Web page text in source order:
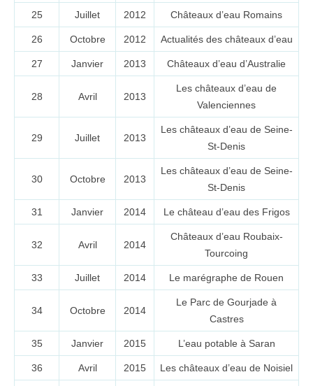
25 Juillet 2012 Châteaux d’eau Romains
26 Octobre 2012 Actualités des châteaux d’eau
27 Janvier 2013 Châteaux d’eau d’Australie
28 Avril 2013
Les châteaux d’eau de
Valenciennes
29 Juillet 2013
Les châteaux d’eau de Seine-
St-Denis
30 Octobre 2013
Les châteaux d’eau de Seine-
St-Denis
31 Janvier 2014 Le château d’eau des Frigos
32 Avril 2014
Châteaux d’eau Roubaix-
Tourcoing
33 Juillet 2014 Le marégraphe de Rouen
34 Octobre 2014
Le Parc de Gourjade à
Castres
35 Janvier 2015 L’eau potable à Saran
36 Avril 2015 Les châteaux d’eau de Noisiel